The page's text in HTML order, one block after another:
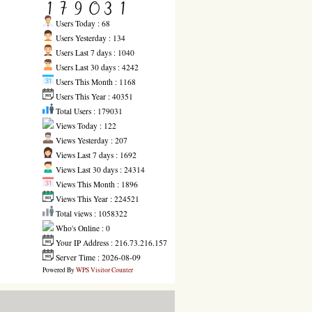
Users Today : 68
Users Yesterday : 134
Users Last 7 days : 1040
Users Last 30 days : 4242
Users This Month : 1168
Users This Year : 40351
Total Users : 179031
Views Today : 122
Views Yesterday : 207
Views Last 7 days : 1692
Views Last 30 days : 24314
Views This Month : 1896
Views This Year : 224521
Total views : 1058322
Who's Online : 0
Your IP Address : 216.73.216.157
Server Time : 2026-08-09
Powered ByWPS Visitor Counter